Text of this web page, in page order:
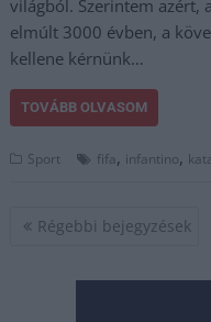
világból. Szerintem azért,
elmúlt 3000 évben, a
kellene kérnünk…
TOVÁBB OLVASOM
Sport fifa, infantino,
Bejegyzés
Régebbi bejegyzések